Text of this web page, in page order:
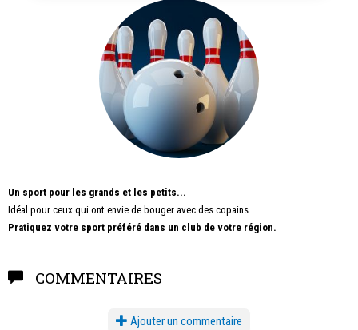
Un sport pour les grands et les petits...
Idéal pour ceux qui ont envie de bouger avec des copains
Pratiquez votre sport préféré dans un club de votre région.
COMMENTAIRES
Ajouter un commentaire